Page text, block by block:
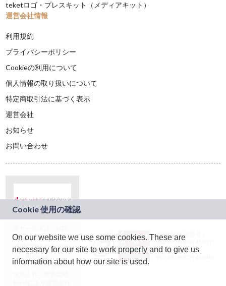
teketロゴ・プレスキット（メディアキット）
運営会社情報
利用規約
プライバシーポリシー
Cookieの利用について
個人情報の取り扱いについて
特定商取引法に基づく表示
運営会社
お知らせ
お問い合わせ
ドコモグループの新
規事業創出プログラ
ム「docomo
STARTUP」を通じて
JASRAC許諾番号：
9024936001Y45037
JASRAC許諾番号：
On our website we use some cookies. These are
necessary for our site to work properly and to give us
information about how our site is used.